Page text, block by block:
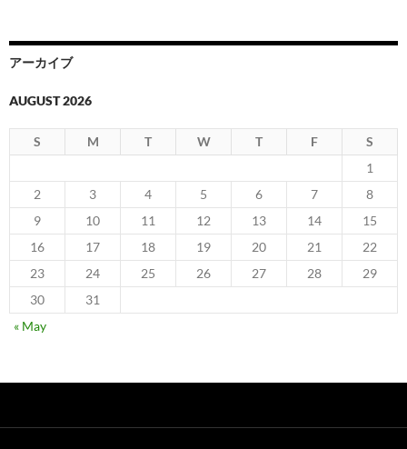
アーカイブ
AUGUST 2026
S M T W T F
S
1
2
3 4 5 6 7
8
9
10 11 12 13 14
15
16
17 18 19 20 21
22
23
24 25 26 27 28
29
30
31
« May